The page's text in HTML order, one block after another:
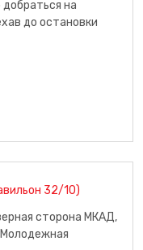
на
до остановки
32/10)
сторона МКАД,